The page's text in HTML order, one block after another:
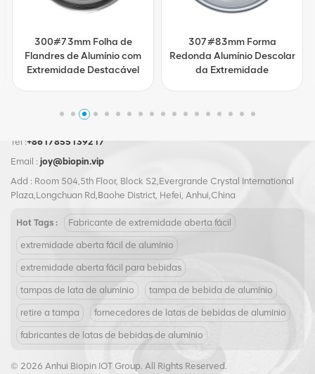
300#73mm Folha de
Flandres de Alumínio com
Extremidade Destacável
307#83mm Forma
Redonda Alumínio Descolar
da Extremidade
Tel :+8617855139217
Email : joy@biopin.vip
Add : Room 504,5th Floor, Block S2,Evergrande Crystal International
Plaza,Longchuan Rd,Baohe District, Hefei, Anhui,China
Hot Tags : Fabricante de extremidade aberta fácil
extremidade aberta fácil de alumínio
extremidade aberta fácil para bebidas
tampas de lata de alumínio tampa de bebida de alumínio
retire a tampa fornecedores de latas de bebidas de alumínio
fabricantes de latas de bebidas de alumínio
© 2026 Anhui Biopin IOT Group. All Rights Reserved.